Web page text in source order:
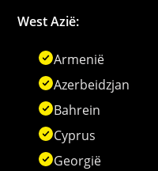
West Azië:
Armenië
Azerbeidzjan
Bahrein
Cyprus
Georgië